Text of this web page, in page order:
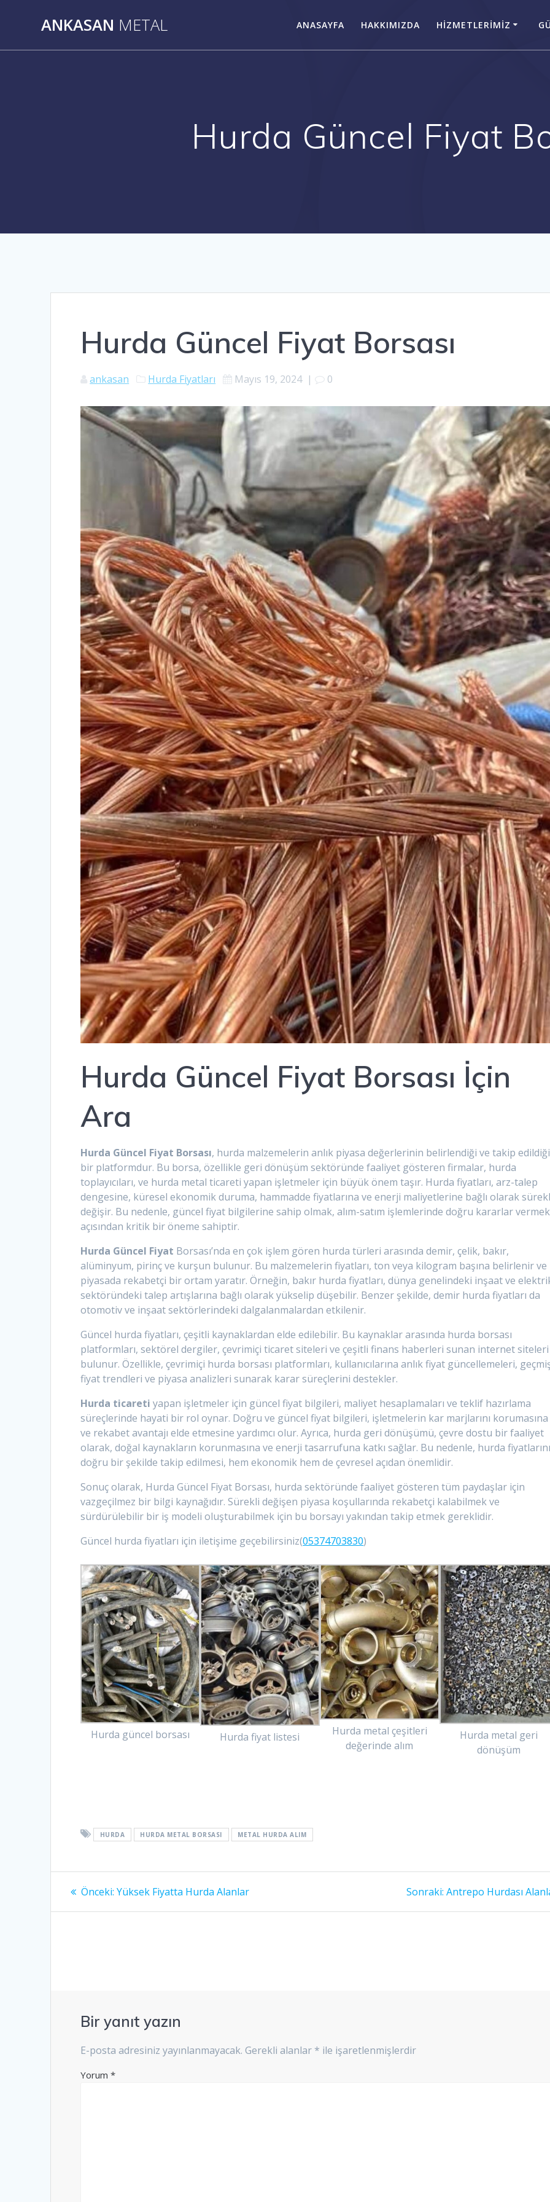
ANKASAN METAL ANASAYFA HAKKIMIZDA HIZMETLERIMIZ
Hurda Güncel Fiyat
Hurda Güncel Fiyat Borsası
ankasan Hurda Fiyatları Mayıs 19, 2024| 0
Hurda Güncel Fiyat Borsası İçin
Ara
Hurda Güncel Fiyat Borsası, hurda malzemelerin anlık piyasa değerlerinin belirlendiği ve takip edildiği
bir platformdur. Bu borsa, özellikle geri dönüşüm sektöründe faaliyet gösteren firmalar, hurda
toplayıcıları, ve hurda metal ticareti yapan işletmeler için büyük önem taşır. Hurda fiyatları, arz-talep
dengesine, küresel ekonomik duruma, hammadde fiyatlarına ve enerji maliyetlerine bağlı olarak
değişir. Bu nedenle, güncel fiyat bilgilerine sahip olmak, alım-satım işlemlerinde doğru kararlar vermek
açısından kritik bir öneme sahiptir.
Hurda Güncel Fiyat Borsası’nda en çok işlem gören hurda türleri arasında demir, çelik, bakır,
alüminyum, pirinç ve kurşun bulunur. Bu malzemelerin fiyatları, ton veya kilogram başına belirlenir ve
piyasada rekabetçi bir ortam yaratır. Örneğin, bakır hurda fiyatları, dünya genelindeki inşaat ve
sektöründeki talep artışlarına bağlı olarak yükselip düşebilir. Benzer şekilde, demir hurda fiyatları da
otomotiv ve inşaat sektörlerindeki dalgalanmalardan etkilenir.
Güncel hurda fiyatları, çeşitli kaynaklardan elde edilebilir. Bu kaynaklar arasında hurda borsası
platformları, sektörel dergiler, çevrimiçi ticaret siteleri ve çeşitli finans haberleri sunan internet siteleri
bulunur. Özellikle, çevrimiçi hurda borsası platformları, kullanıcılarına anlık fiyat güncellemeleri,
fiyat trendleri ve piyasa analizleri sunarak karar süreçlerini destekler.
Hurda ticareti yapan işletmeler için güncel fiyat bilgileri, maliyet hesaplamaları ve teklif hazırlama
süreçlerinde hayati bir rol oynar. Doğru ve güncel fiyat bilgileri, işletmelerin kar marjlarını korumasına
ve rekabet avantajı elde etmesine yardımcı olur. Ayrıca, hurda geri dönüşümü, çevre dostu bir faaliyet
olarak, doğal kaynakların korunmasına ve enerji tasarrufuna katkı sağlar. Bu nedenle, hurda
doğru bir şekilde takip edilmesi, hem ekonomik hem de çevresel açıdan önemlidir.
Sonuç olarak, Hurda Güncel Fiyat Borsası, hurda sektöründe faaliyet gösteren tüm paydaşlar için
vazgeçilmez bir bilgi kaynağıdır. Sürekli değişen piyasa koşullarında rekabetçi kalabilmek ve
sürdürülebilir bir iş modeli oluşturabilmek için bu borsayı yakından takip etmek gereklidir.
Güncel hurda fiyatları için iletişime geçebilirsiniz(05374703830)
Hurda güncel borsası Hurda fiyat listesi
Hurda metal çeşitleri
değerinde alım
Hurda metal geri
dönüşüm
HURDA HURDA METAL BORSASI METAL HURDA ALIM
Yazı
gezinmesi
Önceki: Önceki
Yüksek Fiyatta Hurda Alanlar Sonraki: Sonraki
Antrepo Hurdası
Bir yanıt yazın
E-posta adresiniz yayınlanmayacak. Gerekli alanlar * ile işaretlenmişlerdir
Yorum*